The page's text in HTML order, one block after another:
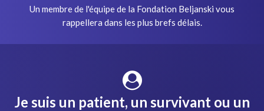
Un membre de l'équipe de la Fondation Beljanski vous
rappellera dans les plus brefs délais.
Je suis un patient, un survivant ou un